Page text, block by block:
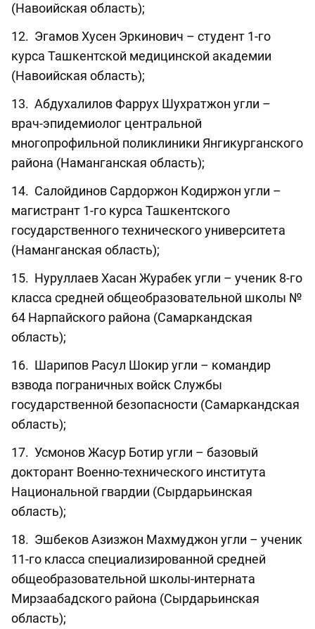
(Навоийская область);
12. Эгамов Хусен Эркинович – студент 1-го
курса Ташкентской медицинской академии
(Навоийская область);
13. Абдухалилов Фаррух Шухратжон угли –
врач-эпидемиолог центральной
многопрофильной поликлиники Янгикурганского
района (Наманганская область);
14. Салойдинов Сардоржон Кодиржон угли –
магистрант 1-го курса Ташкентского
государственного технического университета
(Наманганская область);
15. Нуруллаев Хасан Журабек угли – ученик 8-го
класса средней общеобразовательной школы №
64 Нарпайского района (Самаркандская
область);
16. Шарипов Расул Шокир угли – командир
взвода пограничных войск Службы
государственной безопасности (Самаркандская
область);
17. Усмонов Жасур Ботир угли – базовый
докторант Военно-технического института
Национальной гвардии (Сырдарьинская
область);
18. Эшбеков Азизжон Махмуджон угли – ученик
11-го класса специализированной средней
общеобразовательной школы-интерната
Мирзаабадского района (Сырдарьинская
область);